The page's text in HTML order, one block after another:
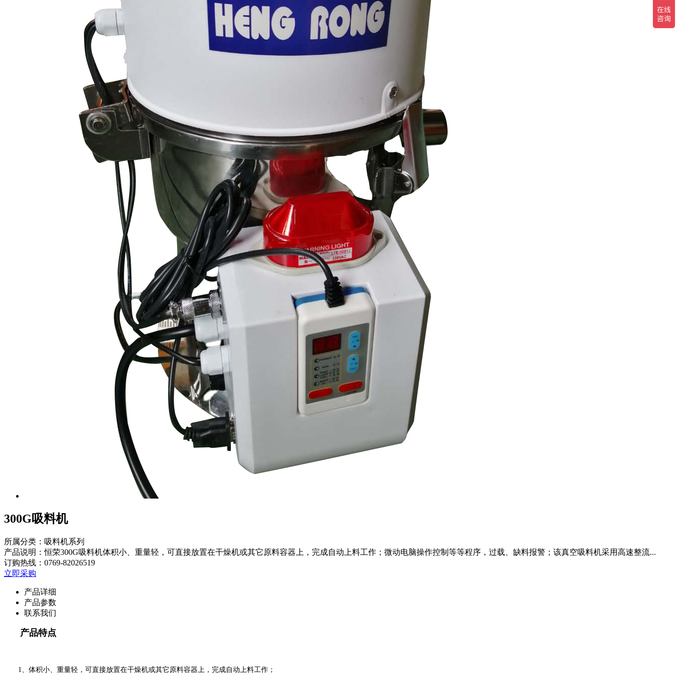
300G吸料机
所属分类：吸料机系列
产品说明：恒荣300G吸料机体积小、重量轻，可直接放置在干燥机或其它原料容器上，完成自动上料工作；微动电脑操作控制等等程序，过载、缺料报警；该真空吸料机采用高速整流...
订购热线： 0769-82026519
立即采购
产品详细
产品参数
联系我们
产品特点
1、体积小、重量轻，可直接放置在干燥机或其它原料容器上，完成自动上料工作；